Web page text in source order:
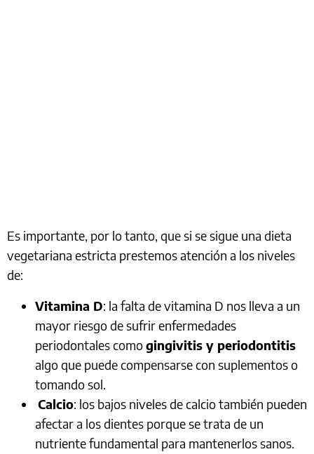
Es importante, por lo tanto, que si se sigue una dieta
vegetariana estricta prestemos atención a los niveles
de:
Vitamina D: la falta de vitamina D nos lleva a un
mayor riesgo de sufrir enfermedades
periodontales comogingivitis y periodontitis
algo que puede compensarse con suplementos o
tomando sol.
Calcio: los bajos niveles de calcio también pueden
afectar a los dientes porque se trata de un
nutriente fundamental para mantenerlos sanos.